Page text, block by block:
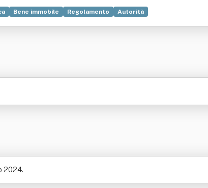
Bene immobile Regolamento
Autorità
2024.